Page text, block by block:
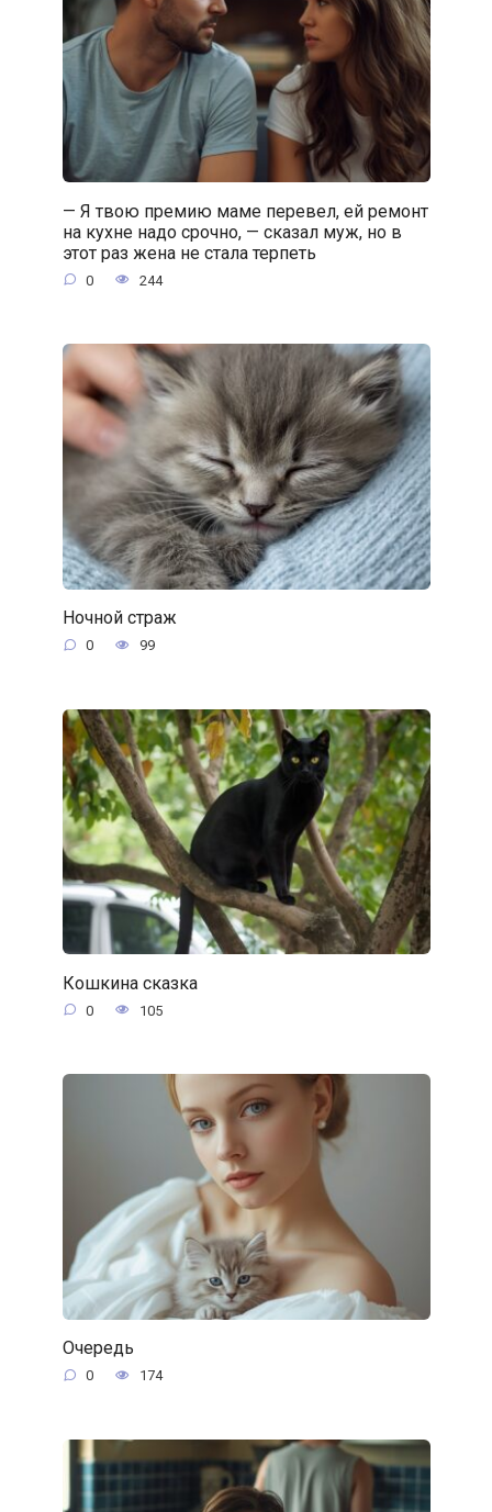
— Я твою премию маме перевел, ей ремонт
на кухне надо срочно, — сказал муж, но в
этот раз жена не стала терпеть
0 244
Ночной страж
0 99
Кошкина сказка
0 105
Очередь
0 174